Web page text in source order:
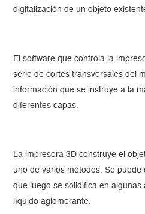
digitalización de un objeto
El software que controla la
serie de cortes transversales del
información que se instruye a la
diferentes capas.
La impresora 3D construye el
uno de varios métodos. Se
que luego se solidifica en algunas
líquido aglomerante.